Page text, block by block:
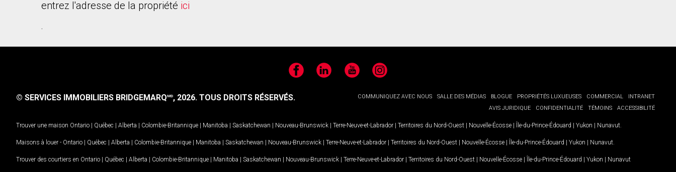
entrez l'adresse de la propriété ici
.
FacebookLinkedIn YouTubeInstagram
COMMUNIQUEZ AVEC NOUS SALLE DES MÉDIAS BLOGUE PROPRIÉTÉS LUXUEUSES COMMERCIAL
INTRANET
AVIS JURIDIQUE
CONFIDENTIALITÉ TÉMOINS ACCESSIBILITÉ
© SERVICES IMMOBILIERS BRIDGEMARQMD, 2026. TOUS DROITS RÉSERVÉS.
Trouver une maison Ontario | Québec | Alberta | Colombie-Britannique | Manitoba | Saskatchewan | Nouveau-Brunswick | Terre-Neuve-et-Labrador | Territoires du Nord-Ouest | Nouvelle-Écosse | Île-du-Prince-Édouard | Yukon | Nunavut
Maisons à louer - Ontario | Québec | Alberta | Colombie-Britannique | Manitoba | Saskatchewan | Nouveau-Brunswick | Terre-Neuve-et-Labrador | Territoires du Nord-Ouest | Nouvelle-Écosse | Île-du-Prince-Édouard | Yukon | Nunavut
Trouver des courtiers en Ontario | Québec | Alberta | Colombie-Britannique | Manitoba | Saskatchewan | Nouveau-Brunswick | Terre-Neuve-et-Labrador | Territoires du Nord-Ouest | Nouvelle-Écosse | Île-du-Prince-Édouard | Yukon | Nunavut